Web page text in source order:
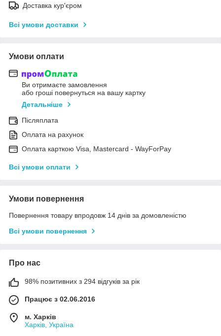
Доставка кур'єром
Всі умови доставки
Умови оплати
Ви отримаєте замовлення
або гроші повернуться на вашу картку
Детальніше
Післяплата
Оплата на рахунок
Оплата карткою Visa, Mastercard - WayForPay
Всі умови оплати
Умови повернення
Повернення товару впродовж 14 днів за домовленістю
Всі умови повернення
Про нас
98% позитивних з 294 відгуків за рік
Працює з 02.06.2016
м. Харків
Харків, Україна